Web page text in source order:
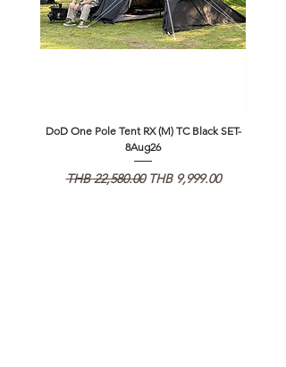
DoD One Pole Tent RX (M) TC Black SET-
8Aug26
일반가
THB 22,580.00 할인가
THB 9,999.00